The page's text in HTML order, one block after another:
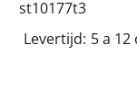
st10177t3
Levertijd: 5 a 12